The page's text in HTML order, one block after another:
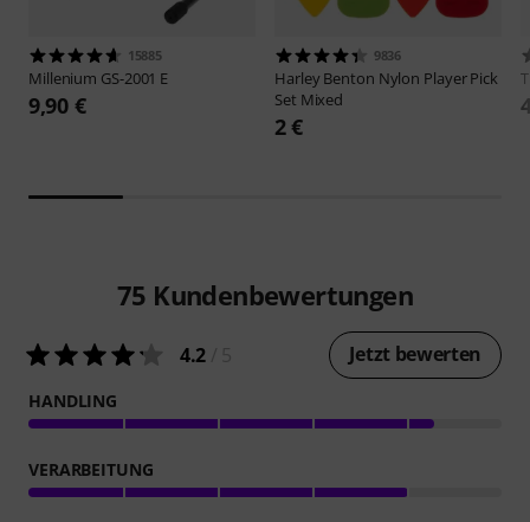
15885
Millenium GS-2001 E
9,90 €
9836
Harley Benton Nylon Player Pick
Set Mixed
2 €
75 Kundenbewertungen
4.2 Jetzt bewerten
HANDLING
VERARBEITUNG